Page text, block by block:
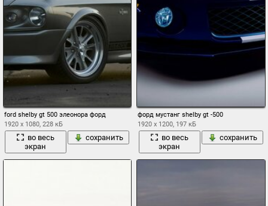
ford shelby gt 500 элеонора форд
1920 x 1080, 228 кБ
во весь
экран
сохранить
форд мустанг shelby gt -500
1920 x 1200, 197 кБ
во весь
экран
сохранить